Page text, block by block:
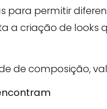
para permitir
a criação de
de composição,